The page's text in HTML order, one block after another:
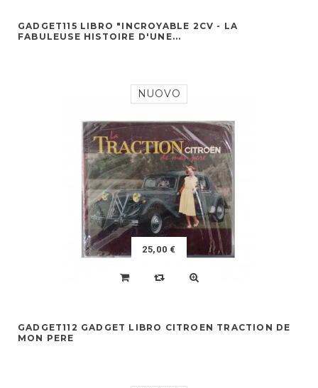
GADGET115 LIBRO "INCROYABLE 2CV - LA
FABULEUSE HISTOIRE D'UNE...
NUOVO
25,00 €
GADGET112 GADGET LIBRO CITROEN TRACTION DE
MON PERE